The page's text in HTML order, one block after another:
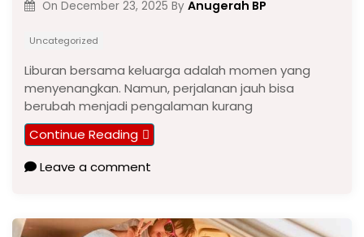
On December 23, 2025 By Anugerah BP
Uncategorized
Liburan bersama keluarga adalah momen yang
menyenangkan. Namun, perjalanan jauh bisa
berubah menjadi pengalaman kurang
Continue Reading
Leave a comment